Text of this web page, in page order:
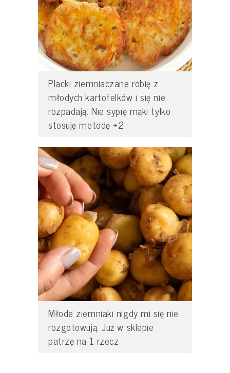
Placki ziemniaczane robię z
młodych kartofelków i się nie
rozpadają. Nie sypię mąki tylko
stosuję metodę +2
Młode ziemniaki nigdy mi się nie
rozgotowują. Już w sklepie
patrzę na 1 rzecz